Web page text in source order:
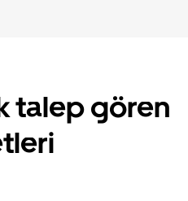
talep gören